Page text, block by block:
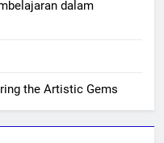
dalam
the Artistic Gems